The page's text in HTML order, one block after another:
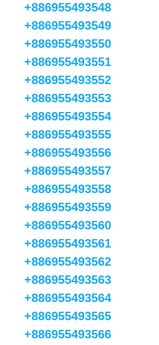
+886955493548
+886955493549
+886955493550
+886955493551
+886955493552
+886955493553
+886955493554
+886955493555
+886955493556
+886955493557
+886955493558
+886955493559
+886955493560
+886955493561
+886955493562
+886955493563
+886955493564
+886955493565
+886955493566